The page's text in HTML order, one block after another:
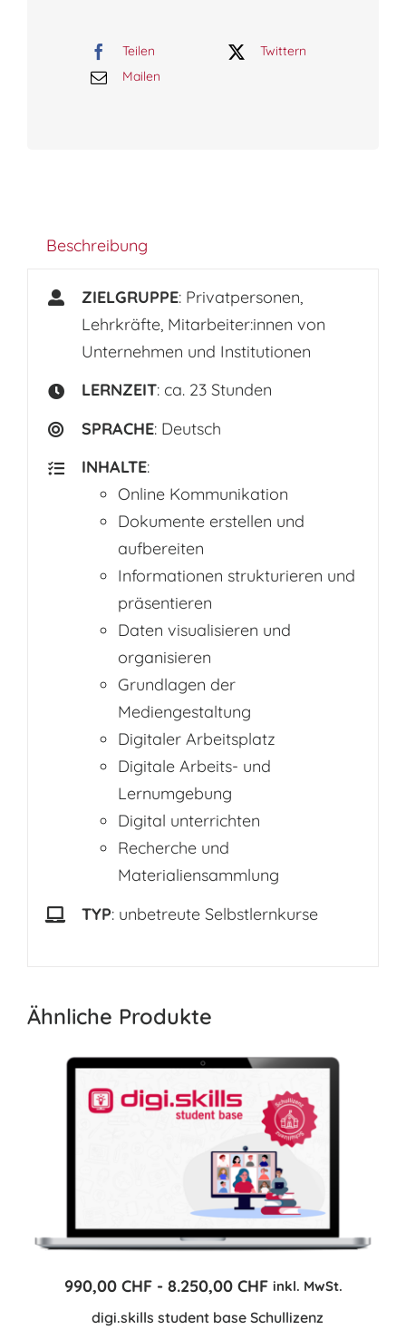
Teilen
Twittern
Mailen
Beschreibung
ZIELGRUPPE: Privatpersonen,
Lehrkräfte, Mitarbeiter:innen von
Unternehmen und Institutionen
LERNZEIT: ca. 23 Stunden
SPRACHE: Deutsch
INHALTE:
Online Kommunikation
Dokumente erstellen und
aufbereiten
Informationen strukturieren und
präsentieren
Daten visualisieren und
organisieren
Grundlagen der
Mediengestaltung
Digitaler Arbeitsplatz
Digitale Arbeits- und
Lernumgebung
Digital unterrichten
Recherche und
Materialiensammlung
TYP: unbetreute Selbstlernkurse
Ähnliche Produkte
digi.skills student base Schullizenz
990,00 CHF - 8.250,00 CHF inkl. MwSt.